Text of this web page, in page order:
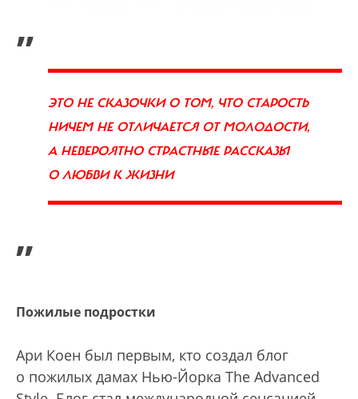
„
ЭТО НЕ СКАЗОЧКИ О ТОМ, ЧТО СТАРОСТЬ
НИЧЕМ НЕ ОТЛИЧАЕТСЯ ОТ МОЛОДОСТИ,
А НЕВЕРОЯТНО СТРАСТНЫЕ РАССКАЗЫ
О ЛЮБВИ К ЖИЗНИ
”
Пожилые подростки
Ари Коен был первым, кто создал блог
о пожилых дамах Нью-Йорка The Advanced